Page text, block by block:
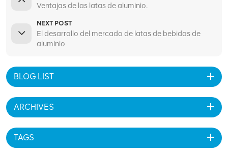
Ventajas de las latas de aluminio.
NEXT POST
El desarrollo del mercado de latas de bebidas de
aluminio
BLOG LIST
ARCHIVES
TAGS